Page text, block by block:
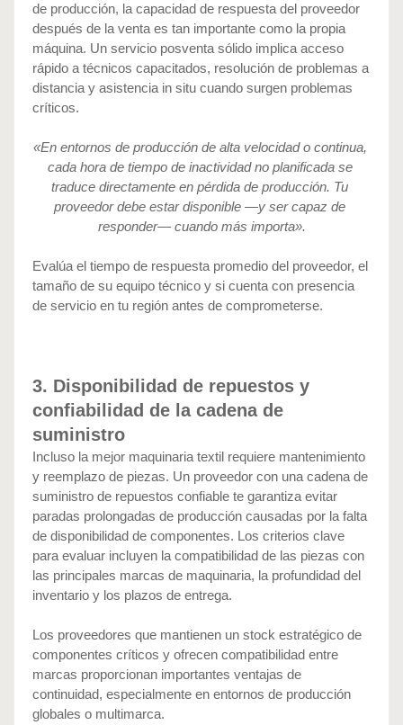
de producción, la capacidad de respuesta del proveedor
después de la venta es tan importante como la propia
máquina. Un servicio posventa sólido implica acceso
rápido a técnicos capacitados, resolución de problemas a
distancia y asistencia in situ cuando surgen problemas
críticos.
«En entornos de producción de alta velocidad o continua,
cada hora de tiempo de inactividad no planificada se
traduce directamente en pérdida de producción. Tu
proveedor debe estar disponible —y ser capaz de
responder— cuando más importa».
Evalúa el tiempo de respuesta promedio del proveedor, el
tamaño de su equipo técnico y si cuenta con presencia
de servicio en tu región antes de comprometerse.
3. Disponibilidad de repuestos y
confiabilidad de la cadena de
suministro
Incluso la mejor maquinaria textil requiere mantenimiento
y reemplazo de piezas. Un proveedor con una cadena de
suministro de repuestos confiable te garantiza evitar
paradas prolongadas de producción causadas por la falta
de disponibilidad de componentes. Los criterios clave
para evaluar incluyen la compatibilidad de las piezas con
las principales marcas de maquinaria, la profundidad del
inventario y los plazos de entrega.
Los proveedores que mantienen un stock estratégico de
componentes críticos y ofrecen compatibilidad entre
marcas proporcionan importantes ventajas de
continuidad, especialmente en entornos de producción
globales o multimarca.